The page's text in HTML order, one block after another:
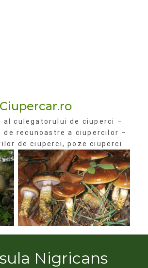
Ciupercar.ro
al culegatorului de ciuperci –
de recunoastre a ciupercilor –
de ciuperci, poze ciuperci.
Nigricans